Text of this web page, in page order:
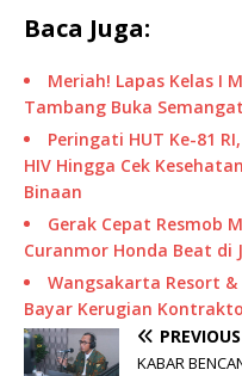
Baca Juga:
Meriah! Lapas Kelas I
Tambang Buka
Peringati HUT Ke-81
HIV Hingga Cek
Binaan
Gerak Cepat Resmob
Curanmor Honda Beat di
Wangsakarta Resort
Bayar Kerugian
PREVIOUS
KABAR